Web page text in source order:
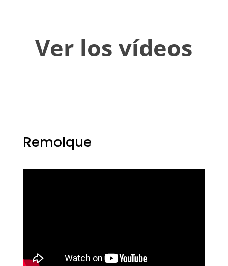
Ver los vídeos
Remolque